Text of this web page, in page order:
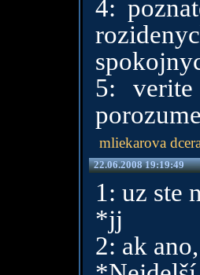
4:
5:
mliekarova dcera
22.06.2008 19:19:49
1: uz ste
*jj
2: ak